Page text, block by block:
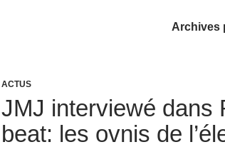
Archives
ACTUS
JMJ interviewé dans
beat: les ovnis de